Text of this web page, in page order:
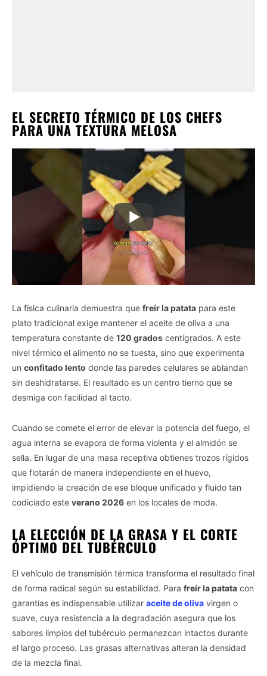
EL SECRETO TÉRMICO DE LOS CHEFS
PARA UNA TEXTURA MELOSA
La física culinaria demuestra que freír la patata para este
plato tradicional exige mantener el aceite de oliva a una
temperatura constante de 120 grados centígrados. A este
nivel térmico el alimento no se tuesta, sino que experimenta
un confitado lento donde las paredes celulares se ablandan
sin deshidratarse. El resultado es un centro tierno que se
desmiga con facilidad al tacto.
Cuando se comete el error de elevar la potencia del fuego, el
agua interna se evapora de forma violenta y el almidón se
sella. En lugar de una masa receptiva obtienes trozos rígidos
que flotarán de manera independiente en el huevo,
impidiendo la creación de ese bloque unificado y fluido tan
codiciado este verano 2026 en los locales de moda.
LA ELECCIÓN DE LA GRASA Y EL CORTE
ÓPTIMO DEL TUBÉRCULO
El vehículo de transmisión térmica transforma el resultado final
de forma radical según su estabilidad. Para freír la patata con
garantías es indispensable utilizar aceite de oliva virgen o
suave, cuya resistencia a la degradación asegura que los
sabores limpios del tubérculo permanezcan intactos durante
el largo proceso. Las grasas alternativas alteran la densidad
de la mezcla final.